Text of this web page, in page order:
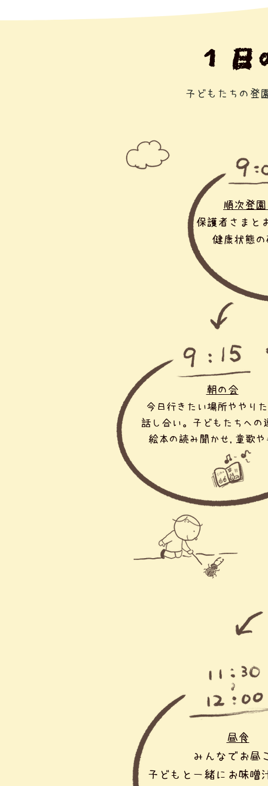
１日
子どもたちの登
順次登
保護者さまと
健康状態
朝の会
今日行きたい場所ややり
話し合い。子どもたちへの
​絵本の読み聞かせ, 童歌
昼食
みんなでお昼
子どもと一緒にお味噌